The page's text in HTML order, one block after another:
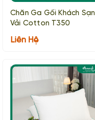
Chăn Ga Gối Khách Sạn
Vải Cotton T350
Liên Hệ